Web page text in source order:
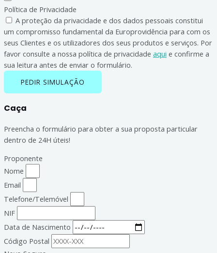
Política de Privacidade
A proteção da privacidade e dos dados pessoais constitui
um compromisso fundamental da Europrovidência para com os
seus Clientes e os utilizadores dos seus produtos e serviços. Por
favor consulte a nossa política de privacidade aqui e confirme a
sua leitura antes de enviar o formulário.
PEDIR SIMULAÇÃO
Caça
Preencha o formulário para obter a sua proposta particular
dentro de 24H úteis!
Proponente
Nome
Email
Telefone/Telemóvel
NIF
Data de Nascimento
Código Postal